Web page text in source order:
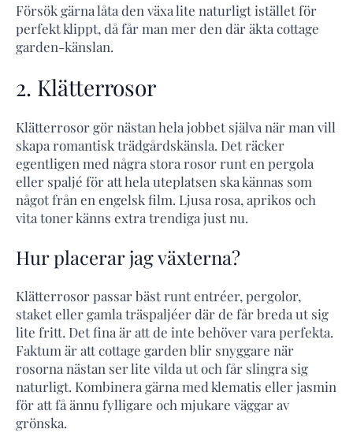
Försök gärna låta den växa lite naturligt istället för
perfekt klippt, då får man mer den där äkta cottage
garden-känslan.
2. Klätterrosor
Klätterrosor gör nästan hela jobbet själva när man vill
skapa romantisk trädgårdskänsla. Det räcker
egentligen med några stora rosor runt en pergola
eller spaljé för att hela uteplatsen ska kännas som
något från en engelsk film. Ljusa rosa, aprikos och
vita toner känns extra trendiga just nu.
Hur placerar jag växterna?
Klätterrosor passar bäst runt entréer, pergolor,
staket eller gamla träspaljéer där de får breda ut sig
lite fritt. Det fina är att de inte behöver vara perfekta.
Faktum är att cottage garden blir snyggare när
rosorna nästan ser lite vilda ut och får slingra sig
naturligt. Kombinera gärna med klematis eller jasmin
för att få ännu fylligare och mjukare väggar av
grönska.